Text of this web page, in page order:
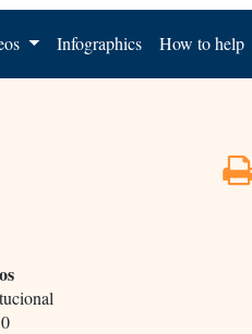
Infographics How to help